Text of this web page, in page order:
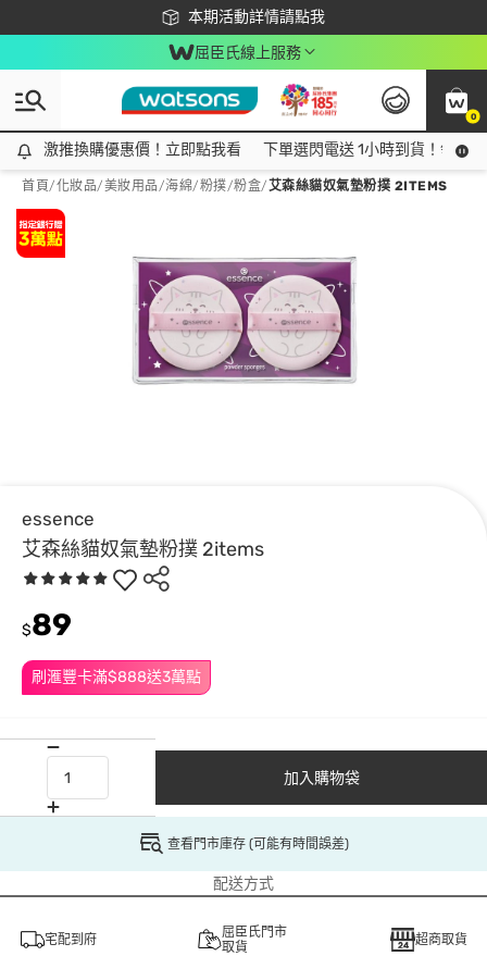
本期活動詳情請點我
下載app最高回饋$350
屈臣氏線上服務
0
激推換購優惠價！立即點我看
激推換購優惠價！立即點我看 下單選閃電送 1小時到貨！領神
首頁/化妝品/美妝用品/海綿/粉撲/粉盒/艾森絲貓奴氣墊粉撲 2ITEMS
essence
艾森絲貓奴氣墊粉撲 2items
刷滙豐卡滿$888送3萬點
$89
加入購物袋
查看門市庫存 (可能有時間誤差)
配送方式
宅配到府
屈臣氏門市
取貨
超商取貨